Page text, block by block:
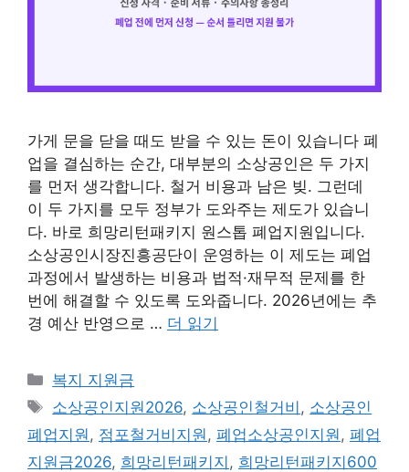
가게 문을 닫을 때도 받을 수 있는 돈이 있습니다 폐
업을 결심하는 순간, 대부분의 소상공인은 두 가지
를 먼저 생각합니다. 철거 비용과 남은 빚. 그런데
이 두 가지를 모두 정부가 도와주는 제도가 있습니
다. 바로 희망리턴패키지 원스톱 폐업지원입니다.
소상공인시장진흥공단이 운영하는 이 제도는 폐업
과정에서 발생하는 비용과 법적·재무적 문제를 한
번에 해결할 수 있도록 도와줍니다. 2026년에는 추
경 예산 반영으로 … 더 읽기
카
테
리
복지 지원금
태
그
소상공인지원2026, 소상공인철거비 , 소상공인
폐업지원 , 점포철거비지원 , 폐업소상공인지원 , 폐업
지원금2026, 희망리턴패키지 , 희망리턴패키지600